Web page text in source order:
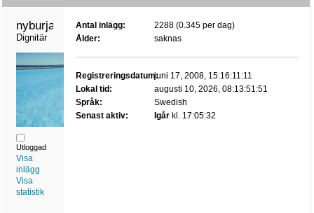
Dignitär
Utloggad
Visa
inlägg
Visa
statistik
Antal inlägg:
2288 (0.345 per dag)
Ålder:
saknas
Registreringsdatum:juni 17, 2008, 15:16:11:11
Lokal tid:
augusti 10, 2026, 08:13:51:51
Språk:
Swedish
Senast aktiv:
Igårkl. 17:05:32